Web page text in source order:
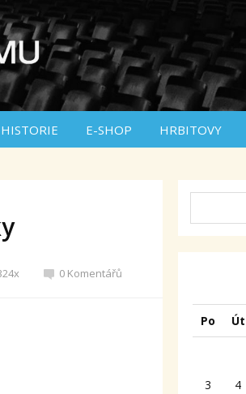
HISTORIE E-SHOP HRBITOVY
0 Komentářů
Po Út
3 4